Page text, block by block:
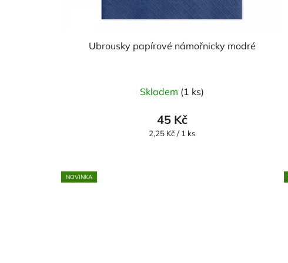
Ubrousky papírové námořnicky modré
Skladem (1 ks)
45 Kč
Měrná
2,25 Kč / 1 ks
NOVINKA